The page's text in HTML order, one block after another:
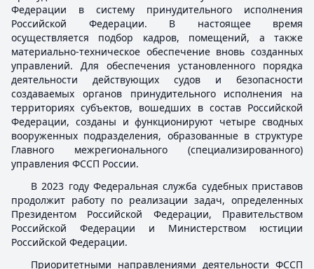
Федерации в систему принудительного исполнения
Российской Федерации. В настоящее время
осуществляется подбор кадров, помещений, а также
материально-техническое обеспечение вновь созданных
управлений. Для обеспечения установленного порядка
деятельности действующих судов и безопасности
создаваемых органов принудительного исполнения на
территориях субъектов, вошедших в состав Российской
Федерации, созданы и функционируют четыре сводных
вооруженных подразделения, образованные в структуре
Главного межрегионального (специализированного)
управления ФССП России.
В 2023 году Федеральная служба судебных приставов
продолжит работу по реализации задач, определенных
Президентом Российской Федерации, Правительством
Российской Федерации и Министерством юстиции
Российской Федерации.
Приоритетными направлениями деятельности ФССП